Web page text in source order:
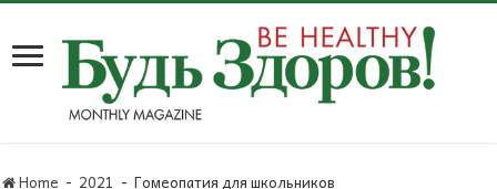
Home - 2021 - Гомеопатия для школьников